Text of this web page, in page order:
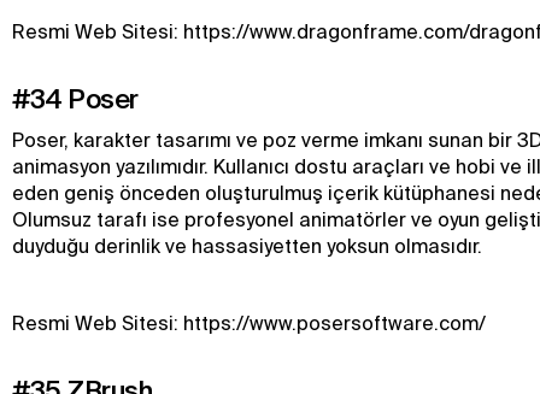
Resmi Web Sitesi: https://www.dragonframe.com/
#34 Poser
Poser, karakter tasarımı ve poz verme imkanı sunan bir
animasyon yazılımıdır. Kullanıcı dostu araçları ve hobi
eden geniş önceden oluşturulmuş içerik kütüphanesi
Olumsuz tarafı ise profesyonel animatörler ve oyun
duyduğu derinlik ve hassasiyetten yoksun olmasıdır.
Resmi Web Sitesi: https://www.posersoftware.com/